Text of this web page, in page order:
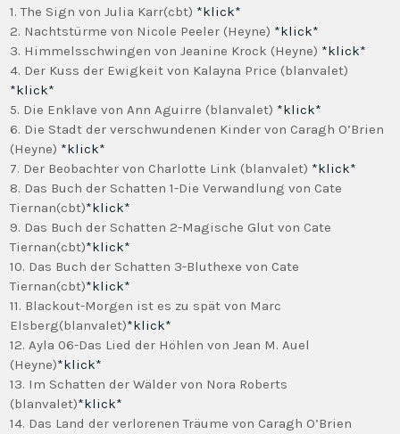
1. The Sign von Julia Karr(cbt) *klick*
2. Nachtstürme von Nicole Peeler (Heyne) *klick*
3. Himmelsschwingen von Jeanine Krock (Heyne) *klick*
4. Der Kuss der Ewigkeit von Kalayna Price (blanvalet)
*klick*
5. Die Enklave von Ann Aguirre (blanvalet) *klick*
6. Die Stadt der verschwundenen Kinder von Caragh O’Brien
(Heyne) *klick*
7. Der Beobachter von Charlotte Link (blanvalet) *klick*
8. Das Buch der Schatten 1-Die Verwandlung von Cate
Tiernan(cbt)*klick*
9. Das Buch der Schatten 2-Magische Glut von Cate
Tiernan(cbt)*klick*
10. Das Buch der Schatten 3-Bluthexe von Cate
Tiernan(cbt)*klick*
11. Blackout-Morgen ist es zu spät von Marc
Elsberg(blanvalet)*klick*
12. Ayla 06-Das Lied der Höhlen von Jean M. Auel
(Heyne)*klick*
13. Im Schatten der Wälder von Nora Roberts
(blanvalet)*klick*
14. Das Land der verlorenen Träume von Caragh O’Brien